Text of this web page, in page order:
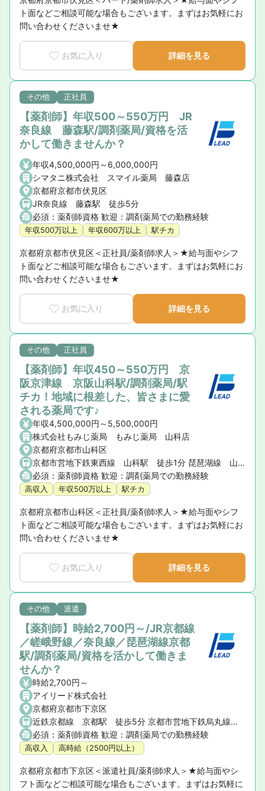
ト面などご相談可能な場合もございます。まずはお気軽にお
問い合わせくださいませ★
お気に入り 詳細を見る
その他 正社員
【薬剤師】年収500～550万円 JR
奈良線 藤森駅/調剤薬局/資格を活
かして働きませんか？
年収4,500,000円～6,000,000円
シマタニ株式会社 スマイル薬局 藤森店
京都府京都市伏見区
JR奈良線 藤森駅 徒歩5分
必須：薬剤師資格 歓迎：調剤薬局での勤務経験
年収500万以上 年収600万以上 駅チカ
京都府京都市伏見区＜正社員/薬剤師求人＞★給与面やシフ
ト面などご相談可能な場合もございます。まずはお気軽にお
問い合わせくださいませ★
お気に入り 詳細を見る
その他 正社員
【薬剤師】年収450～550万円 京
阪京津線 京阪山科駅/調剤薬局/駅
チカ！地域に根差した、皆さまに愛
される薬局です♪
年収4,500,000円～5,500,000円
株式会社もみじ薬局 もみじ薬局 山科店
京都府京都市山科区
京都市営地下鉄東西線 山科駅 徒歩1分 琵琶湖線 山科駅 徒歩1分 JR湖西線 山科駅 徒歩1分
必須：薬剤師資格 歓迎：調剤薬局での勤務経験
高収入 年収500万以上 駅チカ
京都府京都市山科区＜正社員/薬剤師求人＞★給与面やシフ
ト面などご相談可能な場合もございます。まずはお気軽にお
問い合わせくださいませ★
お気に入り 詳細を見る
その他 派遣
【薬剤師】時給2,700円～/JR京都線
／嵯峨野線／奈良線／琵琶湖線京都
駅/調剤薬局/資格を活かして働きま
せんか？
時給2,700円～
アイリード株式会社
京都府京都市下京区
近鉄京都線 京都駅 徒歩5分 京都市営地下鉄烏丸線 京都駅 徒歩5分 琵琶湖線 京都駅 徒歩5分 JR京都線 京都駅 徒歩5分 JR湖西線 京都駅 徒歩5分 嵯峨野線 京都駅 徒歩5分 奈良線 京都駅 徒歩5分
必須：薬剤師資格 歓迎：調剤薬局での勤務経験
高収入 高時給（2500円以上）
京都府京都市下京区＜派遣社員/薬剤師求人＞★給与面やシ
フト面などご相談可能な場合もございます。まずはお気軽に